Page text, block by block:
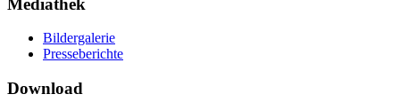
Bildergalerie
Presseberichte
Download